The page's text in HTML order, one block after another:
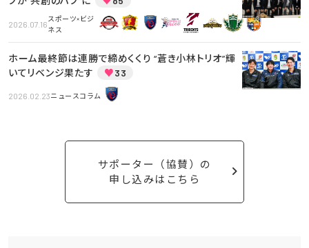
2026.07.16
スポーツ×ビジ
ネス
ホーム最終節は連勝で締めくくり “蒼き小林トリオ”輝
いてリベンジ果たす
♥33
2026.02.23ニュースコラム
サポーター（協賛）の
申し込みはこちら